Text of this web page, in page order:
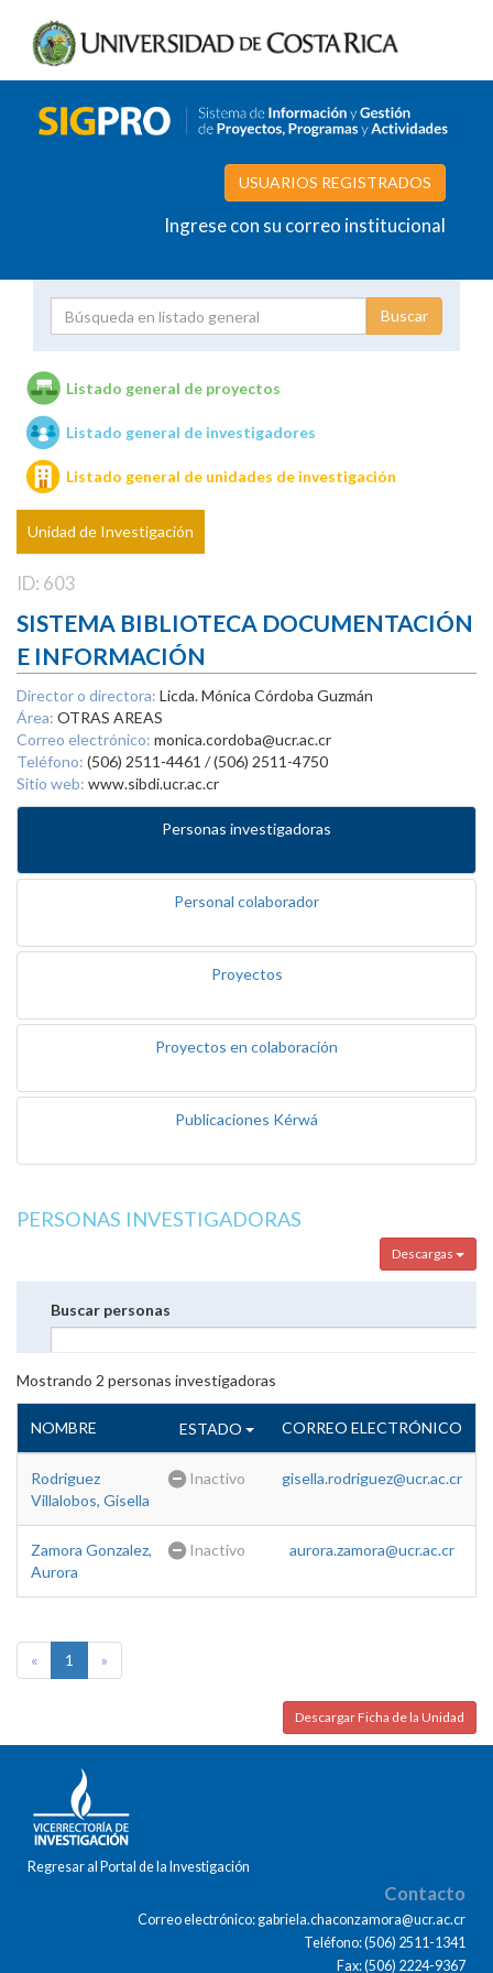
USUARIOS REGISTRADOS
Ingrese con su correo institucional
Unidades de investigación
Listado general de proyectos
Listado general de investigadores
Listado general de unidades de investigación
Unidad de Investigación
ID: 603
SISTEMA BIBLIOTECA DOCUMENTACIÓN
E INFORMACIÓN
Director o directora: Licda. Mónica Córdoba Guzmán
Área: OTRAS AREAS
Correo electrónico: monica.cordoba@ucr.ac.cr
Teléfono: (506) 2511-4461 / (506) 2511-4750
Sitio web: www.sibdi.ucr.ac.cr
Personas investigadoras
Personal colaborador
Proyectos
Proyectos en colaboración
Publicaciones Kérwá
PERSONAS INVESTIGADORAS
Descargas
Buscar personas
Mostrando 2 personas investigadoras
NOMBRE ESTADO CORREO ELECTRÓNICO
Rodriguez
Villalobos, Gisella
Inactivo gisella.rodriguez@ucr.ac.cr
Zamora Gonzalez,
Aurora
Inactivo aurora.zamora@ucr.ac.cr
« 1 »
Descargar Ficha de la Unidad
Regresar al Portal de la Investigación
Contacto
Correo electrónico: gabriela.chaconzamora@ucr.ac.cr
Teléfono: (506) 2511-1341
Fax: (506) 2224-9367